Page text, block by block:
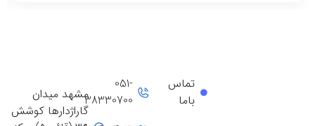
مشهد میدان
گاراژدارها کوشش
051-
38330700
تماس
باما